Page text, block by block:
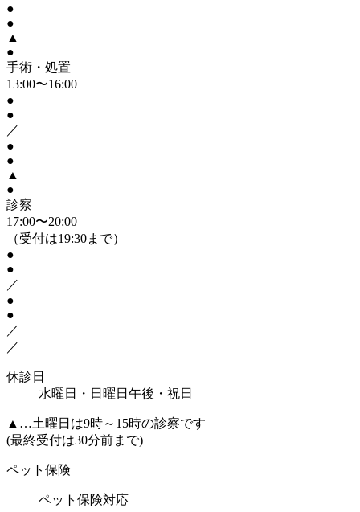
●
●
▲
●
手術・処置
13:00〜16:00
●
●
／
●
●
▲
●
診察
17:00〜20:00
（受付は19:30まで）
●
●
／
●
●
／
／
休診日
水曜日・日曜日午後・祝日
▲ …土曜日は9時～15時の診察です
(最終受付は30分前まで)
ペット保険
ペット保険対応